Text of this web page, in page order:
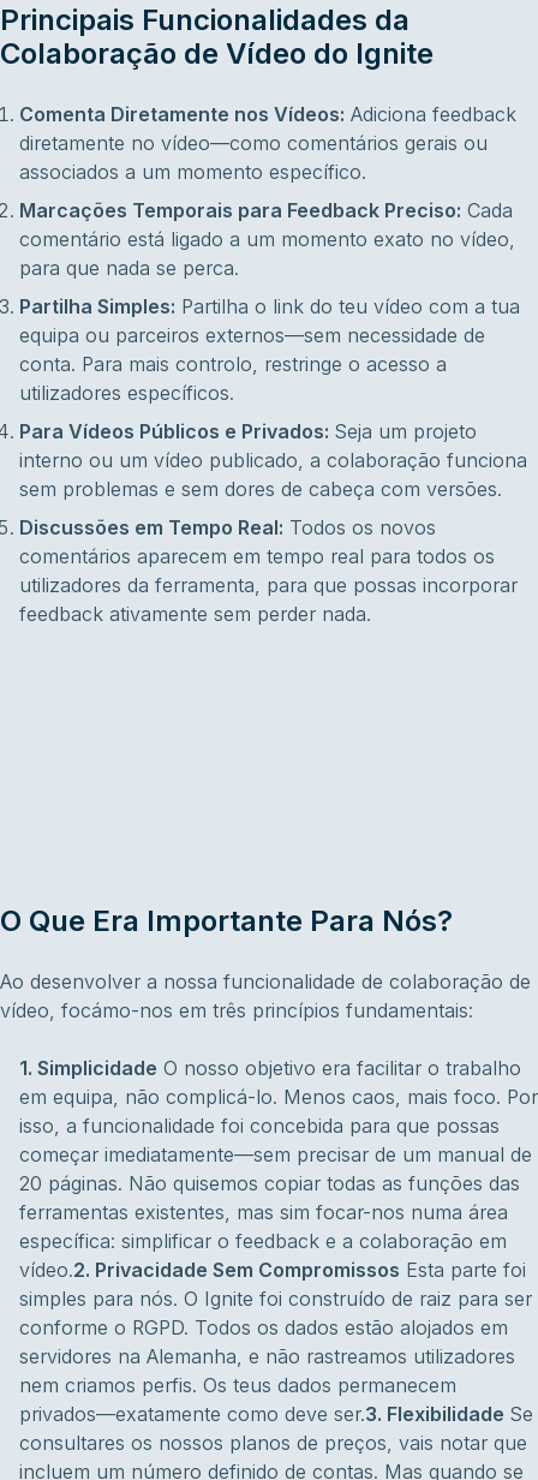
Principais Funcionalidades da
Colaboração de Vídeo do Ignite
Comenta Diretamente nos Vídeos: Adiciona feedback
diretamente no vídeo—como comentários gerais ou
associados a um momento específico.
Marcações Temporais para Feedback Preciso: Cada
comentário está ligado a um momento exato no vídeo,
para que nada se perca.
Partilha Simples: Partilha o link do teu vídeo com a tua
equipa ou parceiros externos—sem necessidade de
conta. Para mais controlo, restringe o acesso a
utilizadores específicos.
Para Vídeos Públicos e Privados: Seja um projeto
interno ou um vídeo publicado, a colaboração funciona
sem problemas e sem dores de cabeça com versões.
Discussões em Tempo Real: Todos os novos
comentários aparecem em tempo real para todos os
utilizadores da ferramenta, para que possas incorporar
feedback ativamente sem perder nada.
O Que Era Importante Para Nós?
Ao desenvolver a nossa funcionalidade de colaboração de
vídeo, focámo-nos em três princípios fundamentais:
1. Simplicidade O nosso objetivo era facilitar o trabalho
em equipa, não complicá-lo. Menos caos, mais foco. Por
isso, a funcionalidade foi concebida para que possas
começar imediatamente—sem precisar de um manual de
20 páginas. Não quisemos copiar todas as funções das
ferramentas existentes, mas sim focar-nos numa área
específica: simplificar o feedback e a colaboração em
vídeo.2. Privacidade Sem Compromissos Esta parte foi
simples para nós. O Ignite foi construído de raiz para ser
conforme o RGPD. Todos os dados estão alojados em
servidores na Alemanha, e não rastreamos utilizadores
nem criamos perfis. Os teus dados permanecem
privados—exatamente como deve ser.3. Flexibilidade Se
consultares os nossos planos de preços, vais notar que
incluem um número definido de contas. Mas quando se